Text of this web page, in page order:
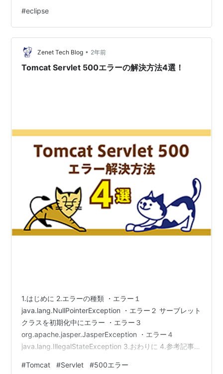
スワードの入力のあと 組織などの情報入力があり、それ
が終わると、設定した *******.cer のファイルが作成させ
る Eclipse…
#eclipse
Zenet Tech Blog • 2年前
Tomcat Servlet 500エラーの解決方法4選！
1.はじめに 2.エラーの種類 ・エラー１
java.lang.NullPointerException ・エラー２ サーブレット
クラスを初期化中にエラー ・エラー３
org.apache.jasper.JasperException ・エラー４
java.lang.IllegalStateException 3.おわりに 4.参考記事 1.
Java研修でTomcatを使用しています。 Tomcatを使用し
#Tomcat #Servlet #500エラー